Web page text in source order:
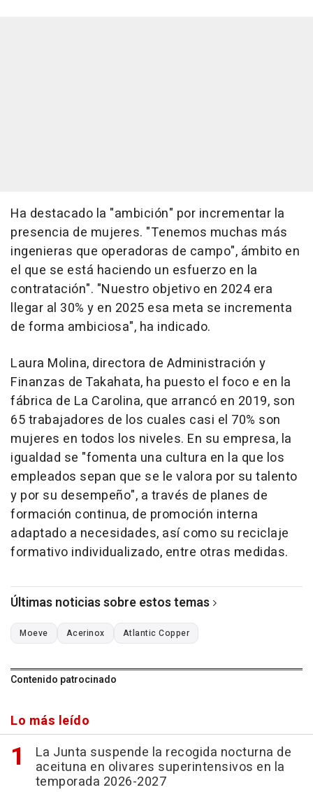
Ha destacado la "ambición" por incrementar la
presencia de mujeres. "Tenemos muchas más
ingenieras que operadoras de campo", ámbito en
el que se está haciendo un esfuerzo en la
contratación". "Nuestro objetivo en 2024 era
llegar al 30% y en 2025 esa meta se incrementa
de forma ambiciosa", ha indicado.
Laura Molina, directora de Administración y
Finanzas de Takahata, ha puesto el foco e en la
fábrica de La Carolina, que arrancó en 2019, son
65 trabajadores de los cuales casi el 70% son
mujeres en todos los niveles. En su empresa, la
igualdad se "fomenta una cultura en la que los
empleados sepan que se le valora por su talento
y por su desempeño", a través de planes de
formación continua, de promoción interna
adaptado a necesidades, así como su reciclaje
formativo individualizado, entre otras medidas.
Últimas noticias sobre estos temas
Moeve Acerinox Atlantic Copper
Contenido patrocinado
Lo más leído
La Junta suspende la recogida nocturna de
aceituna en olivares superintensivos en la
temporada 2026-2027